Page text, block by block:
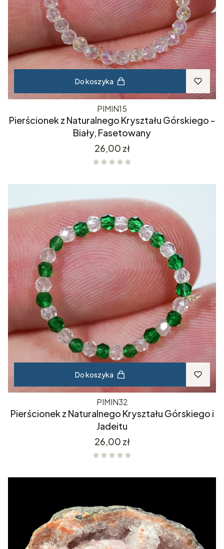
Do koszyka
PIMIN15
Pierścionek z Naturalnego Kryształu Górskiego -
Biały, Fasetowany
Cena
26,00 zł
Do koszyka
PIMIN32
Pierścionek z Naturalnego Kryształu Górskiego i
Jadeitu
Cena
26,00 zł